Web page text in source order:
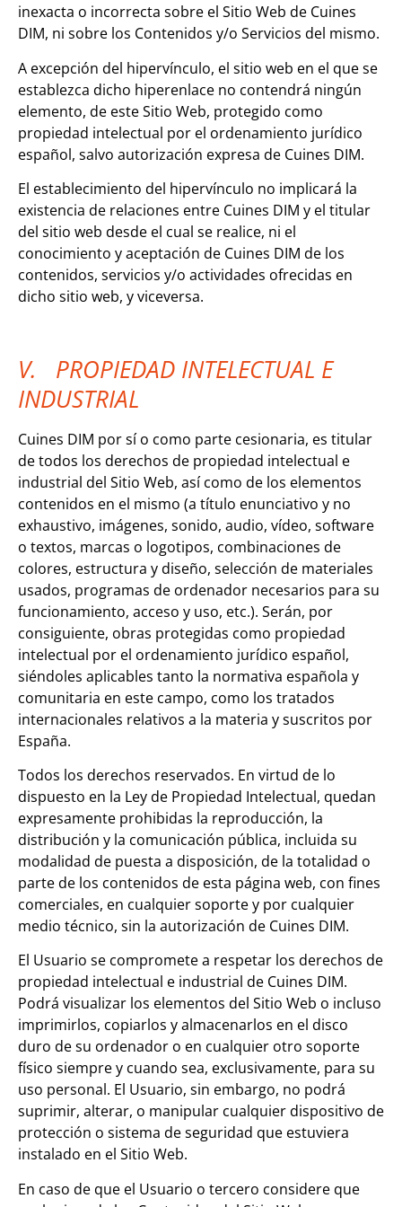
inexacta o incorrecta sobre el Sitio Web de Cuines
DIM, ni sobre los Contenidos y/o Servicios del mismo.
A excepción del hipervínculo, el sitio web en el que se
establezca dicho hiperenlace no contendrá ningún
elemento, de este Sitio Web, protegido como
propiedad intelectual por el ordenamiento jurídico
español, salvo autorización expresa de Cuines DIM.
El establecimiento del hipervínculo no implicará la
existencia de relaciones entre Cuines DIM y el titular
del sitio web desde el cual se realice, ni el
conocimiento y aceptación de Cuines DIM de los
contenidos, servicios y/o actividades ofrecidas en
dicho sitio web, y viceversa.
V. PROPIEDAD INTELECTUAL E
INDUSTRIAL
Cuines DIM por sí o como parte cesionaria, es titular
de todos los derechos de propiedad intelectual e
industrial del Sitio Web, así como de los elementos
contenidos en el mismo (a título enunciativo y no
exhaustivo, imágenes, sonido, audio, vídeo, software
o textos, marcas o logotipos, combinaciones de
colores, estructura y diseño, selección de materiales
usados, programas de ordenador necesarios para su
funcionamiento, acceso y uso, etc.). Serán, por
consiguiente, obras protegidas como propiedad
intelectual por el ordenamiento jurídico español,
siéndoles aplicables tanto la normativa española y
comunitaria en este campo, como los tratados
internacionales relativos a la materia y suscritos por
España.
Todos los derechos reservados. En virtud de lo
dispuesto en la Ley de Propiedad Intelectual, quedan
expresamente prohibidas la reproducción, la
distribución y la comunicación pública, incluida su
modalidad de puesta a disposición, de la totalidad o
parte de los contenidos de esta página web, con fines
comerciales, en cualquier soporte y por cualquier
medio técnico, sin la autorización de Cuines DIM.
El Usuario se compromete a respetar los derechos de
propiedad intelectual e industrial de Cuines DIM.
Podrá visualizar los elementos del Sitio Web o incluso
imprimirlos, copiarlos y almacenarlos en el disco
duro de su ordenador o en cualquier otro soporte
físico siempre y cuando sea, exclusivamente, para su
uso personal. El Usuario, sin embargo, no podrá
suprimir, alterar, o manipular cualquier dispositivo de
protección o sistema de seguridad que estuviera
instalado en el Sitio Web.
En caso de que el Usuario o tercero considere que